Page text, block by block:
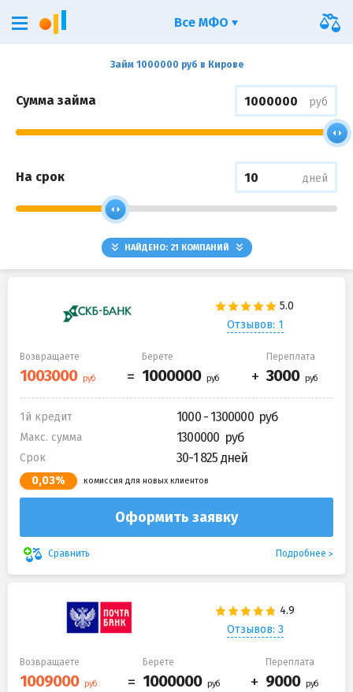
Займ 1000000 руб в Кирове
Сумма займа руб
На срок дней
НАЙДЕНО: 21 КОМПАНИЙ
Отзывов: 1
Возвращаете Берете Переплата
1й кредит 1000 - 1300000
Макс. сумма 1300000
Срок 30-1 825 дней
0,03% комиссия для новых клиентов
Оформить заявку
Сравнить Подробнее
Отзывов: 3
Возвращаете Берете Переплата
Все МФО